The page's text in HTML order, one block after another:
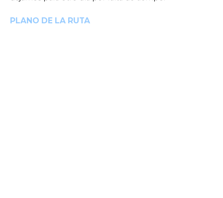
PLANO DE LA RUTA